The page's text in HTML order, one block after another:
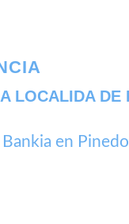
LOCALIDA DE
en Pinedo